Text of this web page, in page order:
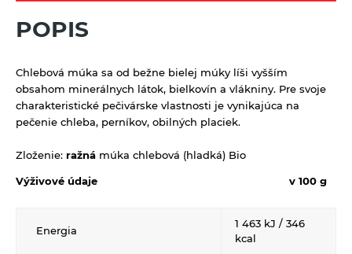
Nápoje ZEN bez pridaného cukru
Vína
Tyčinky a grissiny
Výrobky z obilnín a polotovary
Polotovary
Zmesi na varenie a pečenie
Obilniny
Pseudoobilniny
Zdravé maškrtenie
Čokolády, cukríky, lízatká
Doplnky stravy
POPIS
Chlebová múka sa od bežne bielej múky líši vyšším
obsahom minerálnych látok, bielkovín a vlákniny. Pre svoje
charakteristické pečivárske vlastnosti je vynikajúca na
pečenie chleba, perníkov, obilných placiek.
Zloženie: ražná múka chlebová (hladká) Bio
Výživové údaje v 100 g
Energia
1 463 kJ / 346
kcal